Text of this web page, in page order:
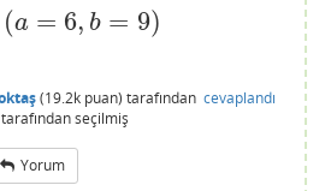
(a = 6, b = 9)
(19.2k puan) tarafından cevaplandı
tarafındanseçilmiş
Yorum